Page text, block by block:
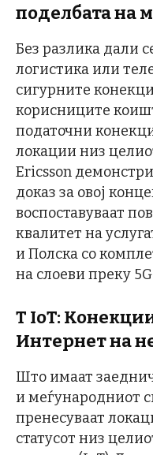
поделбата на
Без разлика дали
логистика или
сигурните
корисниците
податочни
локации низ
Ericsson
доказ за овој
воспоставуваат
квалитет на
и Полска со
на слоеви преку
T IoT:
Интернет на
Што имаат
и меѓународниот
пренесуваат
статусот низ